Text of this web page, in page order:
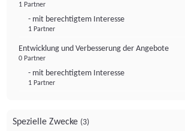
1 Partner
- mit berechtigtem Interesse
1 Partner
Entwicklung und Verbesserung der Angebote
0 Partner
- mit berechtigtem Interesse
1 Partner
Spezielle Zwecke (3)